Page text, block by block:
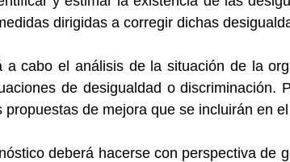
dirigidas a corregir dichas
a cabo el análisis de la situación de la
de desigualdad o
propuestas de mejora que se incluirán en
deberá hacerse con perspectiva